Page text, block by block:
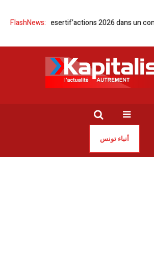
FlashNews:Desertif’actions 2026 dans un
أنباء تونس